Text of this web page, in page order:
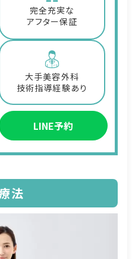
完全充実な
アフター保証
大手美容外科
技術指導経験あり
LINE予約
法